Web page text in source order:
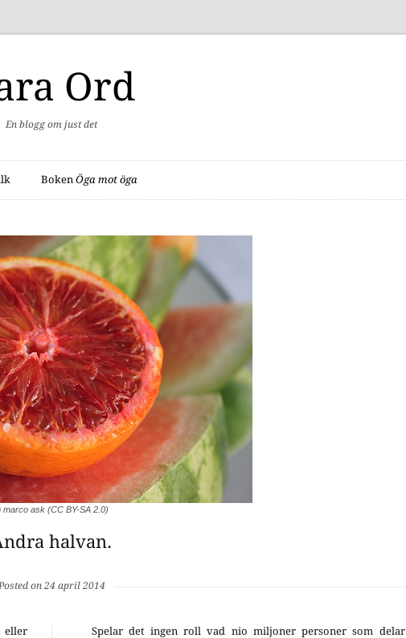
Ord
En blogg om just det
BokenÖga mot öga
marco ask (CC BY-SA 2.0)
halvan.
on 24 april 2014
eller
Spelar det ingen roll vad nio miljoner personer som delar